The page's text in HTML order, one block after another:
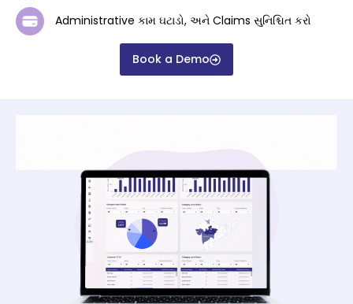
Administrative કામ ઘટાડો, અને Claims સુનિશ્ચિત કરો
Book a Demo